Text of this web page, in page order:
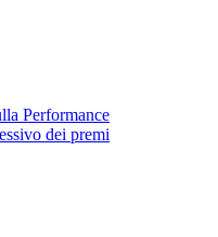
Performance
dei premi